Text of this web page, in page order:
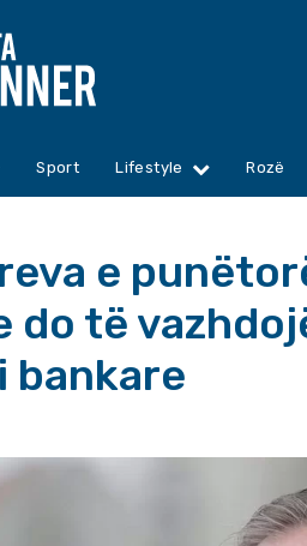
Sport Lifestyle Rozë
e
do të
bankare